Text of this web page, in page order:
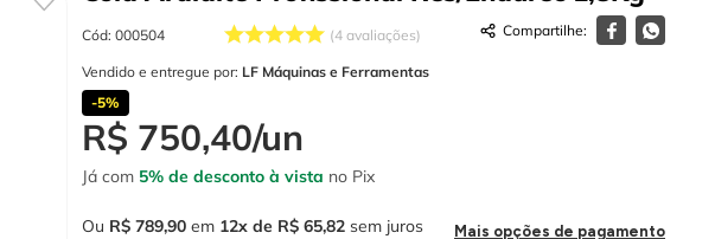
Cód: 000504 4 avaliações
Vendido e entregue por: LF Máquinas e Ferramentas
-5%
R$ 750,40/un
Já com 5% de desconto à vista no Pix
Ou R$ 789,90 em 12 R$ 65,82 sem juros Mais opções de pagamento